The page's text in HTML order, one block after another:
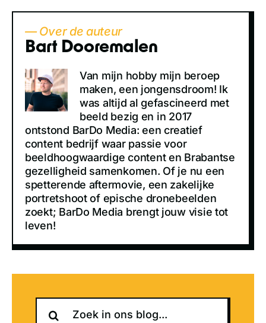
— Over de auteur
Bart Dooremalen
Van mijn hobby mijn beroep
maken, een jongensdroom! Ik
was altijd al gefascineerd met
beeld bezig en in 2017
ontstond BarDo Media: een creatief
content bedrijf waar passie voor
beeldhoogwaardige content en Brabantse
gezelligheid samenkomen. Of je nu een
spetterende aftermovie, een zakelijke
portretshoot of epische dronebeelden
zoekt; BarDo Media brengt jouw visie tot
leven!
naar: